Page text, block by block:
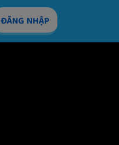
ĐĂNG NHẬP